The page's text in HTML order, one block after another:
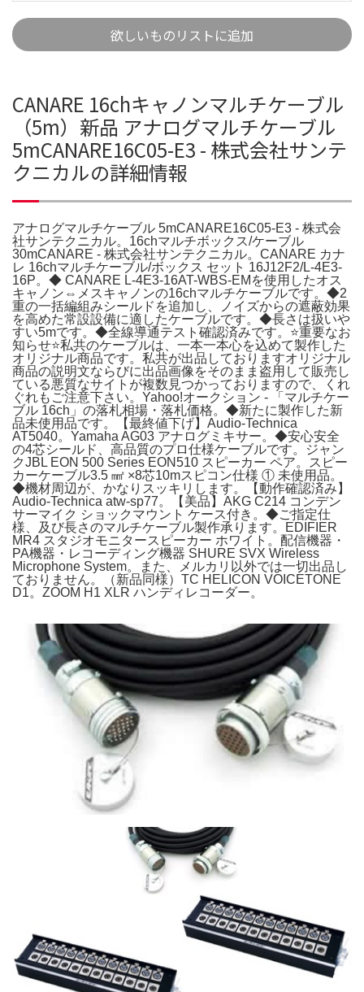
欲しいものリストに追加
CANARE 16chキャノンマルチケーブル
（5m）新品 アナログマルチケーブル
5mCANARE16C05-E3 - 株式会社サンテ
クニカルの詳細情報
アナログマルチケーブル 5mCANARE16C05-E3 - 株式会
社サンテクニカル。16chマルチボックス/ケーブル
30mCANARE - 株式会社サンテクニカル。CANARE カナ
レ 16chマルチケーブル/ボックス セット 16J12F2/L-4E3-
16P。◆ CANARE L-4E3-16AT-WBS-EMを使用したオス
キャノン⇔メスキャノンの16chマルチケーブルです。◆2
重の一括編組みシールドを追加し、ノイズからの遮蔽効果
を高めた常設設備に適したケーブルです。◆長さは扱いや
すい5mです。◆全線導通テスト確認済みです。⭐️重要なお
知らせ⭐️私共のケーブルは、一本一本心を込めて製作した
オリジナル商品です。私共が出品しておりますオリジナル
商品の説明文ならびに出品画像をそのまま盗用して販売し
ている悪質なサイトが複数見つかっておりますので、くれ
ぐれもご注意下さい。Yahoo!オークション - 「マルチケー
ブル 16ch」の落札相場・落札価格。◆新たに製作した新
品未使用品です。【最終値下げ】Audio-Technica
AT5040。Yamaha AG03 アナログミキサー。◆安心安全
の4芯シールド、高品質のプロ仕様ケーブルです。ジャン
クJBL EON 500 Series EON510 スピーカー ペア。スピー
カーケーブル3.5 ㎟ ×8芯10mスピコン仕様 ① 未使用品。
◆機材周辺が、かなりスッキリします。【動作確認済み】
Audio-Technica atw-sp77。【美品】AKG C214 コンデン
サーマイク ショックマウント ケース付き。◆ご指定仕
様、及び長さのマルチケーブル製作承ります。EDIFIER
MR4 スタジオモニタースピーカー ホワイト。配信機器・
PA機器・レコーディング機器 SHURE SVX Wireless
Microphone System。また、メルカリ以外では一切出品し
ておりません。（新品同様）TC HELICON VOICETONE
D1。ZOOM H1 XLR ハンディレコーダー。